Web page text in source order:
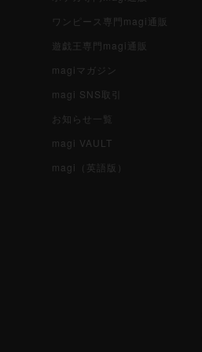
ワンピース専門magi通販
遊戯王専門magi通販
magiマガジン
magi SNS取引
お知らせ一覧
magi VAULT
magi（英語版）